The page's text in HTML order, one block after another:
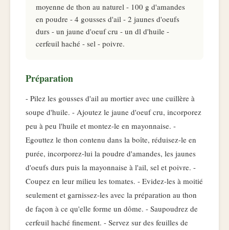
moyenne de thon au naturel - 100 g d'amandes
en poudre - 4 gousses d'ail - 2 jaunes d'oeufs
durs - un jaune d'oeuf cru - un dl d'huile -
cerfeuil haché - sel - poivre.
Préparation
- Pilez les gousses d'ail au mortier avec une cuillère à
soupe d'huile. - Ajoutez le jaune d'oeuf cru, incorporez
peu à peu l'huile et montez-le en mayonnaise. -
Egouttez le thon contenu dans la boîte, réduisez-le en
purée, incorporez-lui la poudre d'amandes, les jaunes
d'oeufs durs puis la mayonnaise à l'ail, sel et poivre. -
Coupez en leur milieu les tomates. - Evidez-les à moitié
seulement et garnissez-les avec la préparation au thon
de façon à ce qu'elle forme un dôme. - Saupoudrez de
cerfeuil haché finement. - Servez sur des feuilles de